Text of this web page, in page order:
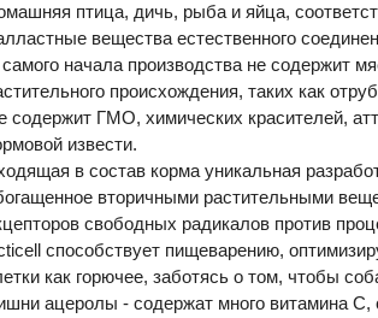
птица, дичь, рыба и яйца,
вещества естественного
начала производства не содержит
происхождения, таких как
содержит ГМО, химических красителей,
извести.
в состав корма уникальная
вторичными растительными
свободных радикалов против
способствует пищеварению,
как горючее, заботясь о том, чтобы
ацеролы - содержат много витамина